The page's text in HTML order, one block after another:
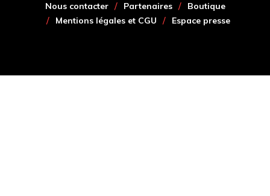
Nous contacter Partenaires
Boutique
Mentions légales et CGU
Espace presse